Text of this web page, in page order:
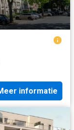
informatie